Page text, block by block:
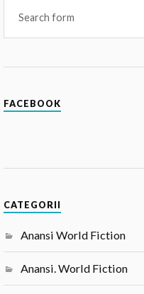
FACEBOOK
CATEGORII
Anansi World Fiction
Anansi. World Fiction